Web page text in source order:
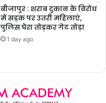
बीजापुर : शराब दुकान के विरोध
में सड़क पर उतरी महिलाएं,
पुलिस घेरा तोड़कर गेट तोड़ा
1 day ago